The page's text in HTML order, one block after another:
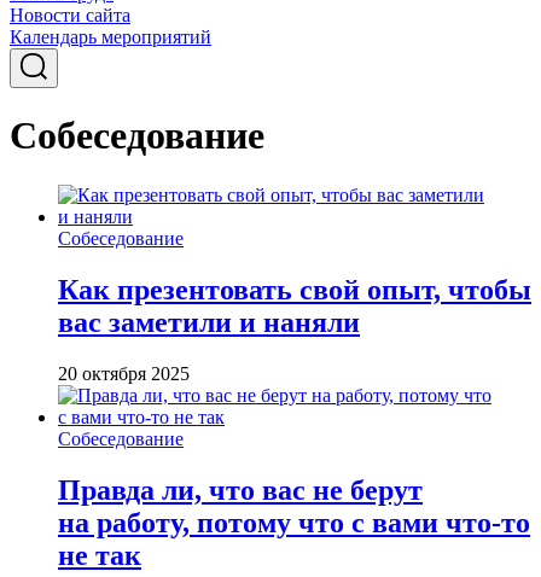
Новости сайта
Календарь мероприятий
Собеседование
Собеседование
Как презентовать свой опыт, чтобы
вас заметили и наняли
20 октября 2025
Собеседование
Правда ли, что вас не берут
на работу, потому что с вами что-то
не так